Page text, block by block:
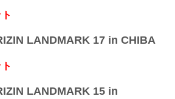
LANDMARK 17 in CHIBA
LANDMARK 15 in